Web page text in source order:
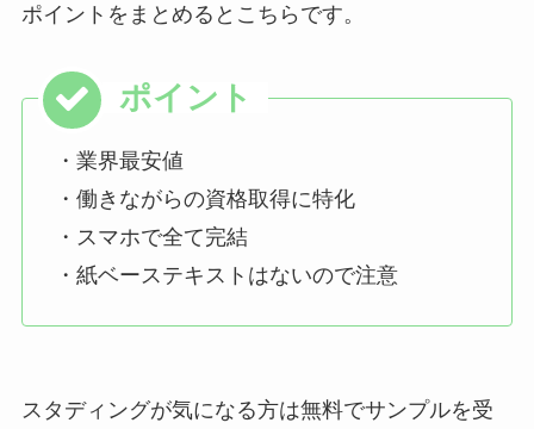
ポイントをまとめるとこちらです。
・業界最安値
・働きながらの資格取得に特化
・スマホで全て完結
・紙ベーステキストはないので注意
スタディングが気になる方は無料でサンプルを受